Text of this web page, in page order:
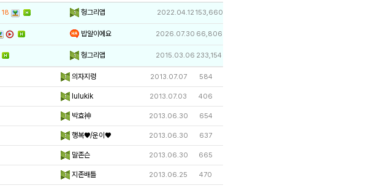
18 헝그리앱 2022.04.12 153,660
밥알이에요 2026.07.30 66,806
헝그리앱 2015.03.06 233,154
의자지렁 2013.07.07 584
lulukik 2013.07.03 406
박효神 2013.06.30 654
행복♥/운이♥ 2013.06.30 637
말존슨 2013.06.30 665
지존배틀 2013.06.25 470